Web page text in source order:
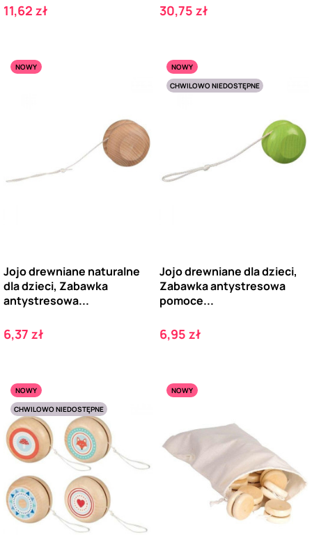
Cena
11,62 zł Cena
30,75 zł
NOWY
Jojo drewniane naturalne
dla dzieci, Zabawka
antystresowa...
Cena
6,37 zł
NOWY
CHWILOWO NIEDOSTĘPNE
Jojo drewniane dla dzieci,
Zabawka antystresowa
pomoce...
Cena
6,95 zł
NOWY
CHWILOWO NIEDOSTĘPNE
NOWY